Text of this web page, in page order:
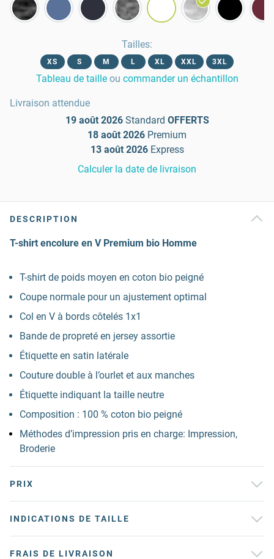
Tailles:
XS S M L XL XXL 3XL
Tableau de taille ou commander un échantillon
Livraison attendue
19 août 2026 Standard OFFERTS
18 août 2026 Premium
13 août 2026 Express
Calculer la date de livraison
DESCRIPTION
T-shirt encolure en V Premium bio Homme
T-shirt de poids moyen en coton bio peigné
Coupe normale pour un ajustement optimal
Col en V à bords côtelés 1x1
Bande de propreté en jersey assortie
Étiquette en satin latérale
Couture double à l’ourlet et aux manches
Étiquette indiquant la taille neutre
Composition : 100 % coton bio peigné
Méthodes d’impression pris en charge: Impression,
Broderie
PRIX
INDICATIONS DE TAILLE
FRAIS DE LIVRAISON